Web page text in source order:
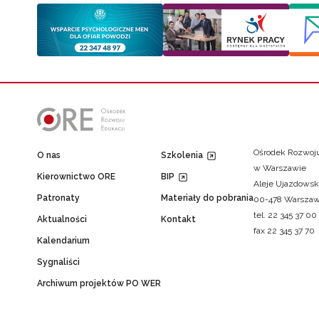
O nas
Kierownictwo ORE
Patronaty
Aktualności
Kalendarium
Sygnaliści
Archiwum projektów PO WER
Szkolenia
BIP
Materiały do pobrania
Kontakt
Ośrodek
w Warszawie
Aleje
00-478
tel. 22 345 37 00
fax 22 345 37 70